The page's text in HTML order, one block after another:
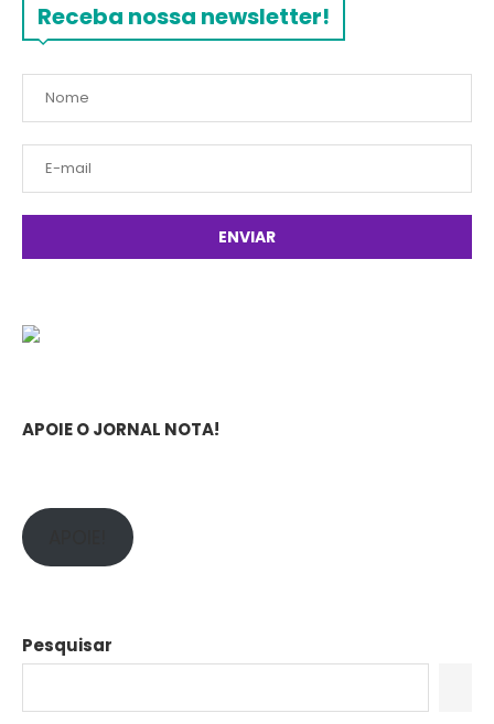
Receba nossa newsletter!
APOIE O JORNAL NOTA!
Pesquisar